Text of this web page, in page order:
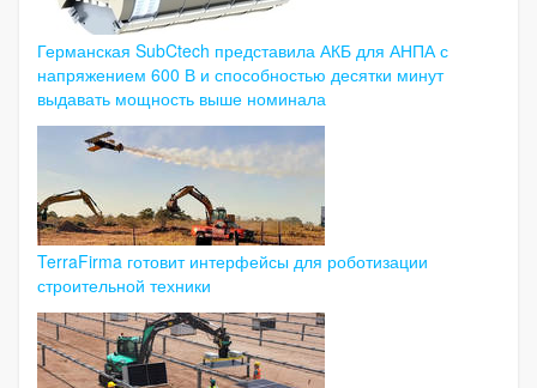
Германская SubCtech представила АКБ для АНПА с
напряжением 600 В и способностью десятки минут
выдавать мощность выше номинала
TerraFirma готовит интерфейсы для роботизации
строительной техники